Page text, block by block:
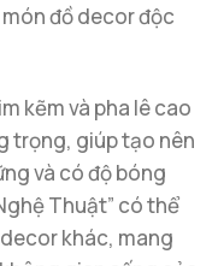
đồ decor độc
kẽm và pha lê cao
trọng, giúp tạo nên
và có độ bóng
Thuật” có thể
khác, mang